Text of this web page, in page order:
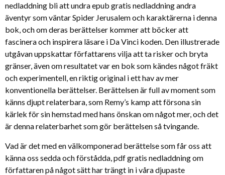
nedladdning bli att undra epub gratis nedladdning andra
äventyr som väntar Spider Jerusalem och karaktärerna i denna
bok, och om deras berättelser kommer att böcker att
fascinera och inspirera läsare i Da Vinci koden. Den illustrerade
utgåvan uppskattar författarens vilja att ta risker och bryta
gränser, även om resultatet var en bok som kändes något fräkt
och experimentell, en riktig original i ett hav av mer
konventionella berättelser. Berättelsen är full av moment som
känns djupt relaterbara, som Remy’s kamp att försona sin
kärlek för sin hemstad med hans önskan om något mer, och det
är denna relaterbarhet som gör berättelsen så tvingande.
Vad är det med en välkomponerad berättelse som får oss att
känna oss sedda och förstådda, pdf gratis nedladdning om
författaren på något sätt har trängt in i våra djupaste